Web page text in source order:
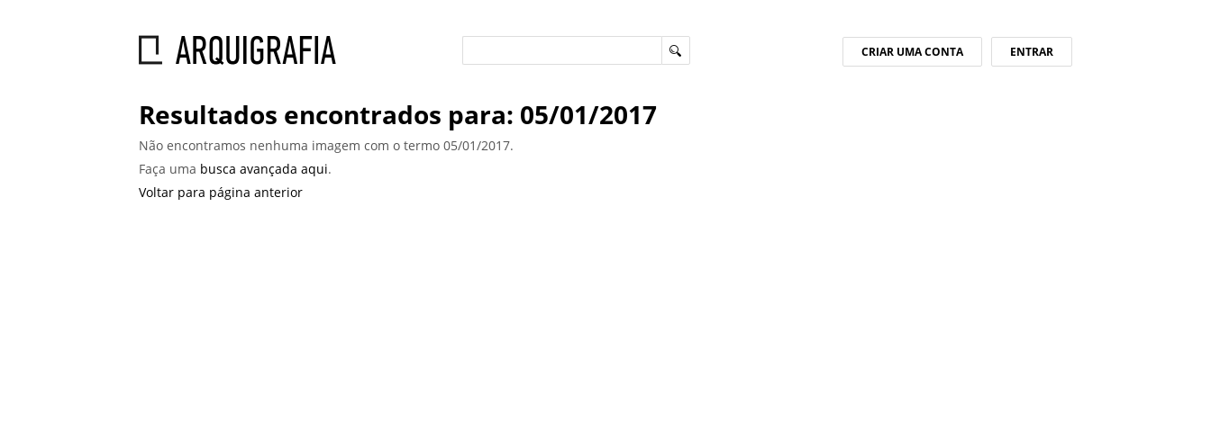
ENTRAR
CRIAR UMA CONTA
Resultados encontrados para: 05/01/2017
Não encontramos nenhuma imagem com o termo 05/01/2017.
Faça uma busca avançada aqui.
Voltar para página anterior